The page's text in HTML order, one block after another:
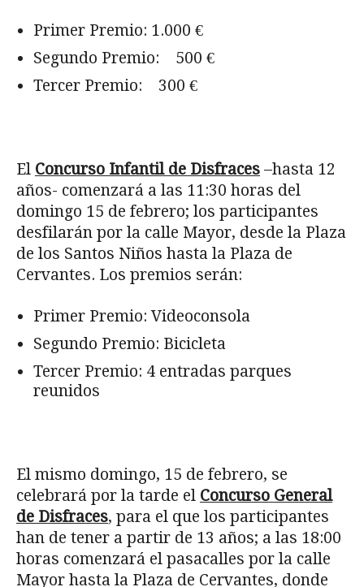
Primer Premio: 1.000 €
Segundo Premio: 500 €
Tercer Premio: 300 €
El Concurso Infantil de Disfraces –hasta 12
años- comenzará a las 11:30 horas del
domingo 15 de febrero; los participantes
desfilarán por la calle Mayor, desde la Plaza
de los Santos Niños hasta la Plaza de
Cervantes. Los premios serán:
Primer Premio: Videoconsola
Segundo Premio: Bicicleta
Tercer Premio: 4 entradas parques
reunidos
El mismo domingo, 15 de febrero, se
celebrará por la tarde el Concurso General
de Disfraces, para el que los participantes
han de tener a partir de 13 años; a las 18:00
horas comenzará el pasacalles por la calle
Mayor hasta la Plaza de Cervantes, donde